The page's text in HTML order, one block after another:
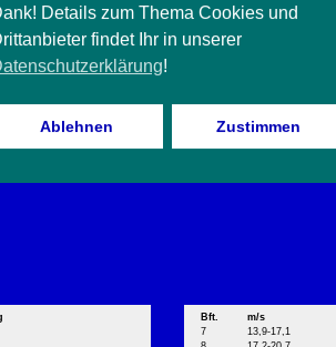
Bft. m/s
7
13,9-17,1
Details zum Thema Cookies und
findet Ihr in unserer
!
Ablehnen Zustimmen